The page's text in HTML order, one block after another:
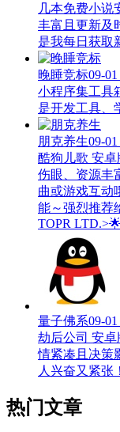
几本免费小说
丰富且更新及
是我每日获取
晚睡竞标09-
小程序集工具
是开发工具、
朋克养生09-
酷狗儿歌 安
伤眼、资源丰
曲或游戏互动
能～强烈推荐
TOPR LTD.>🌟
量子佛系09-01
劫后公司 安
情紧凑且决策
人兴奋又紧张！
热门文章